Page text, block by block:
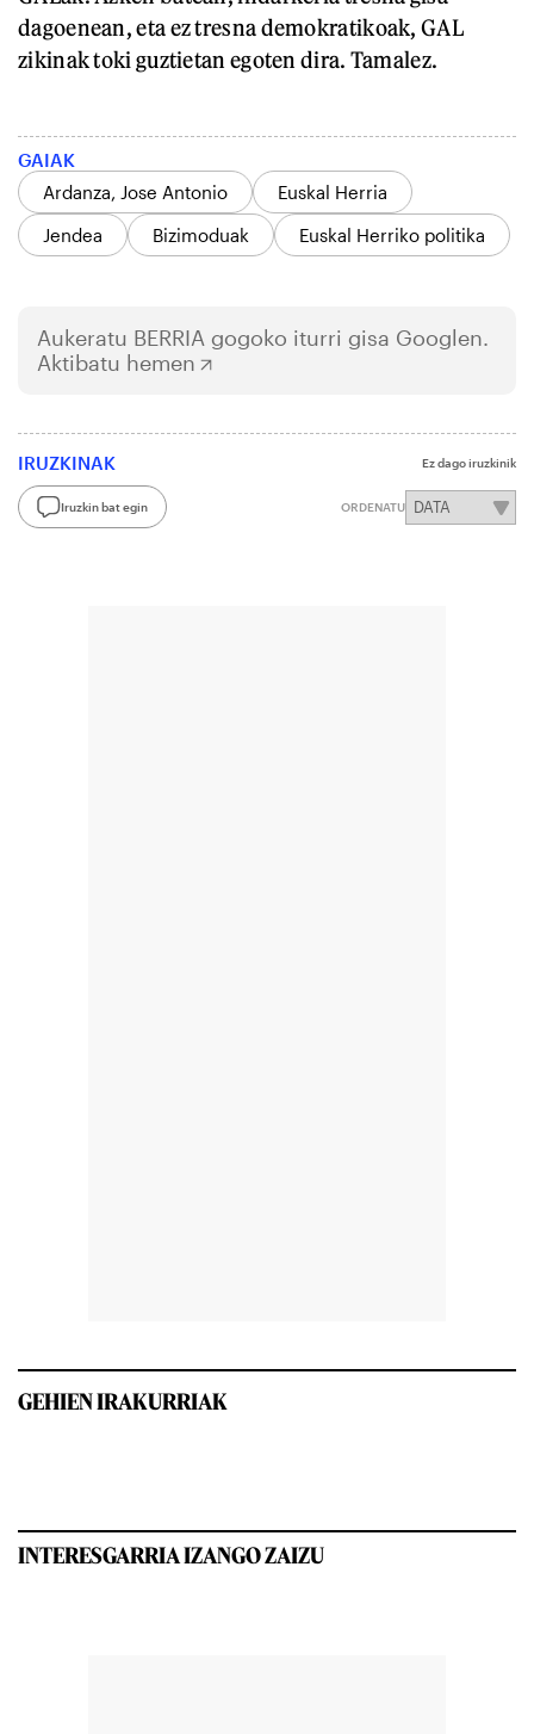
dagoenean, eta ez tresna demokratikoak, GAL
zikinak toki guztietan egoten dira. Tamalez.
GAIAK
Ardanza, Jose Antonio
Euskal Herria
Jendea
Bizimoduak Euskal Herriko politika
Aukeratu BERRIA gogoko iturri gisa Googlen.
Aktibatu hemen
IRUZKINAK Ez dago iruzkinik
Iruzkin bat egin ORDENATU
GEHIEN IRAKURRIAK
INTERESGARRIA IZANGO ZAIZU